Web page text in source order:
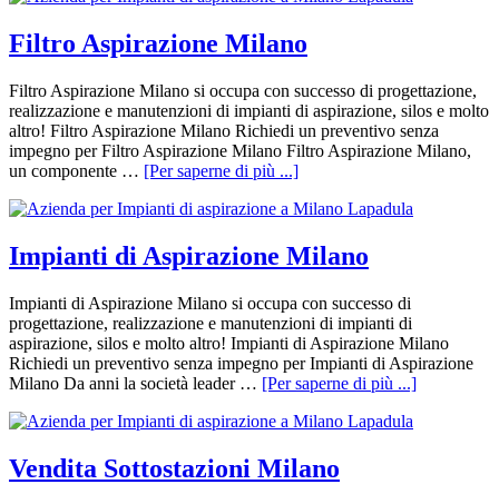
Filtro Aspirazione Milano
Filtro Aspirazione Milano si occupa con successo di progettazione,
realizzazione e manutenzioni di impianti di aspirazione, silos e molto
altro! Filtro Aspirazione Milano Richiedi un preventivo senza
impegno per Filtro Aspirazione Milano Filtro Aspirazione Milano,
un componente … [Per saperne di più ...]
Impianti di Aspirazione Milano
Impianti di Aspirazione Milano si occupa con successo di
progettazione, realizzazione e manutenzioni di impianti di
aspirazione, silos e molto altro! Impianti di Aspirazione Milano
Richiedi un preventivo senza impegno per Impianti di Aspirazione
Milano Da anni la società leader … [Per saperne di più ...]
Vendita Sottostazioni Milano